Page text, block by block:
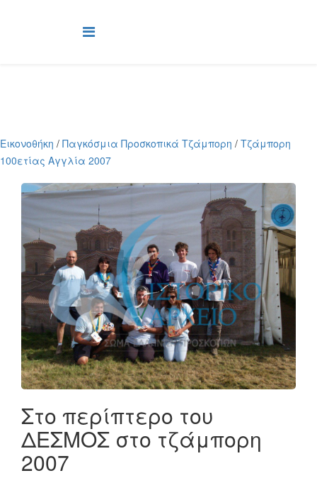
Εικονοθήκη / Παγκόσμια Προσκοπικά Τζάμπορη / Τζάμπορη
100ετίας Αγγλία 2007
Στο περίπτερο του
ΔΕΣΜΟΣ στο τζάμπορη
2007